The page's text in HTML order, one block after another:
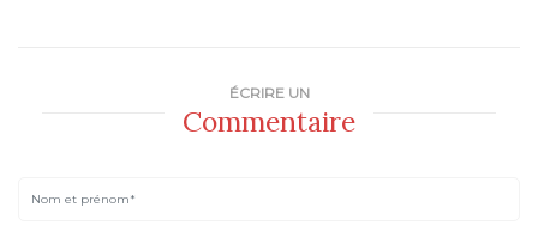
ÉCRIRE UN
Commentaire